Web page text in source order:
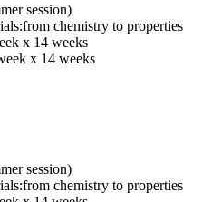
session)
chemistry to properties
x 14 weeks
x 14 weeks
session)
chemistry to properties